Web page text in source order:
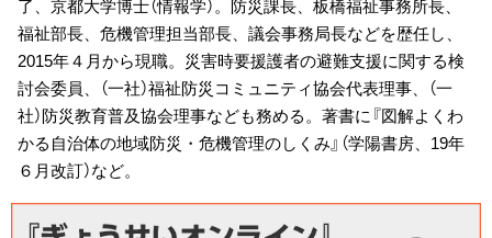
了、京都大学博士（情報学）。防災課長、板橋福祉事務所長、
福祉部長、危機管理担当部長、議会事務局長などを歴任し、
2015年４月から現職。災害時要援護者の避難支援に関する検
討会委員、（一社）福祉防災コミュニティ協会代表理事、（一
社）防災教育普及協会理事なども務める。著書に『図解よくわ
かる自治体の地域防災・危機管理のしくみ』（学陽書房、19年
６月改訂）など。